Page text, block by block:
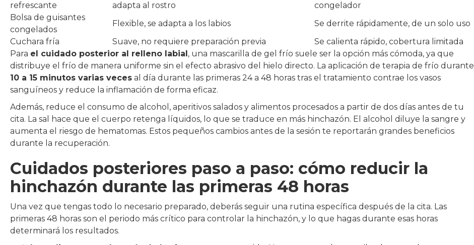
refrescante
adapta al rostro
congelador
Bolsa de guisantes
congelados
Flexible, se adapta a los labios
Se derrite rápidamente, de un solo uso
Cuchara fría
Suave, no requiere preparación previa
Se calienta rápido, cobertura limitada
Para el cuidado posterior al relleno labial, una mascarilla de gel frío suele ser la opción más cómoda, ya que
distribuye el frío de manera uniforme sin el efecto abrasivo del hielo directo. La aplicación de terapia de frío durante
10 a 15 minutos varias veces al día durante las primeras 24 a 48 horas tras el tratamiento contrae los vasos
sanguíneos y reduce la inflamación de forma eficaz.
Además, reduce el consumo de alcohol, aperitivos salados y alimentos procesados a partir de dos días antes de tu
cita. La sal hace que el cuerpo retenga líquidos, lo que se traduce en más hinchazón. El alcohol diluye la sangre y
aumenta el riesgo de hematomas. Estos pequeños cambios antes de la sesión te reportarán grandes beneficios
durante la recuperación.
Cuidados posteriores paso a paso: cómo reducir la
hinchazón durante las primeras 48 horas
Una vez que tengas todo lo necesario preparado, deberás seguir una rutina específica después de la cita. Las
primeras 48 horas son el periodo más crítico para controlar la hinchazón, y lo que hagas durante esas horas
determinará los resultados.